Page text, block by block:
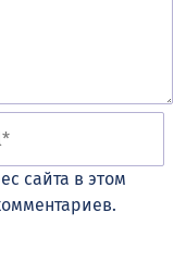
сайта в этом